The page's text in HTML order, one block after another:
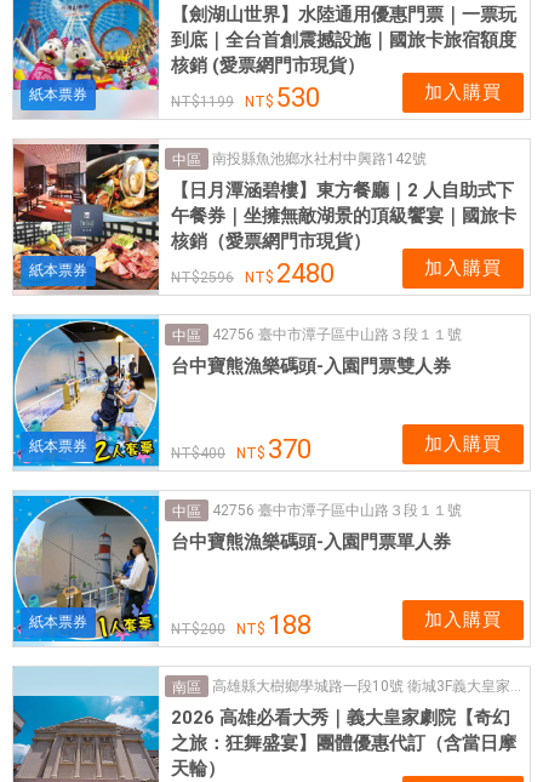
愛
票
網
供
各
式
優
惠
票
紙本票券
【劍湖山世界】水陸通用優惠門票｜一票玩
到底｜全台首創震撼設施｜國旅卡旅宿額度
核銷 (愛票網門市現貨）
1199 530 加入購買
紙本票券
中區 南投縣魚池鄉水社村中興路142號
【日月潭涵碧樓】東方餐廳｜2 人自助式下
午餐券｜坐擁無敵湖景的頂級饗宴｜國旅卡
核銷（愛票網門市現貨）
2596 2480 加入購買
紙本票券
中區 42756 臺中市潭子區中山路３段１１號
台中寶熊漁樂碼頭-入園門票雙人券
400 370 加入購買
紙本票券
中區 42756 臺中市潭子區中山路３段１１號
台中寶熊漁樂碼頭-入園門票單人券
200 188 加入購買
南區 高雄縣大樹鄉學城路一段10號 衛城3F義大皇家劇院
2026 高雄必看大秀｜義大皇家劇院【奇幻
之旅：狂舞盛宴】團體優惠代訂（含當日摩
天輪）